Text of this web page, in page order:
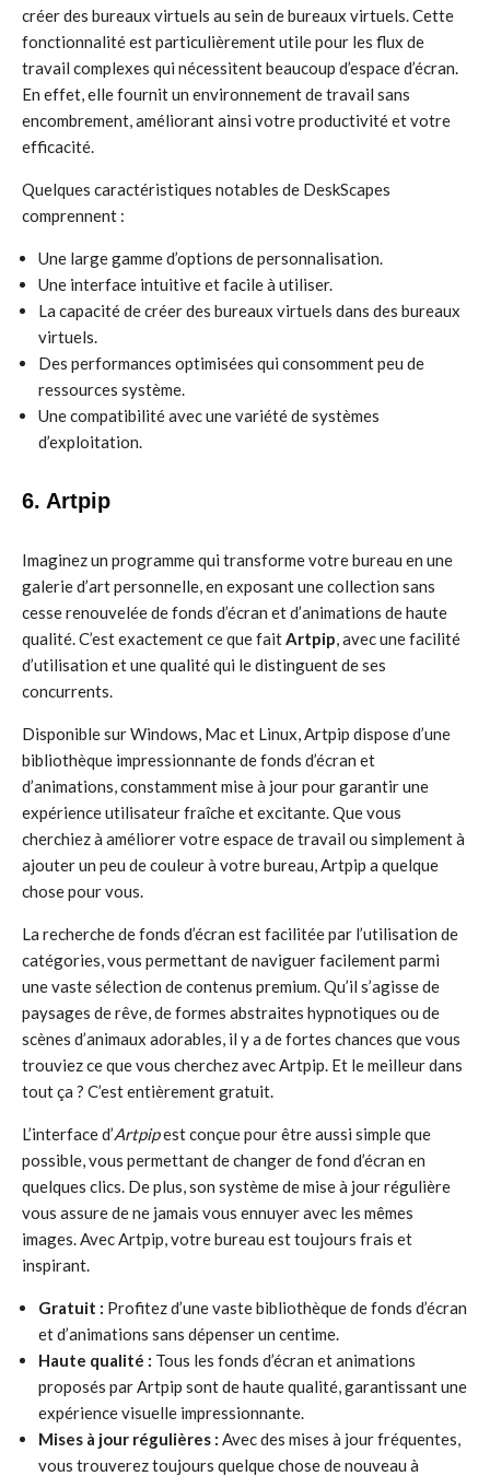
créer des bureaux virtuels au sein de bureaux virtuels. Cette
fonctionnalité est particulièrement utile pour les flux de
travail complexes qui nécessitent beaucoup d’espace d’écran.
En effet, elle fournit un environnement de travail sans
encombrement, améliorant ainsi votre productivité et votre
efficacité.
Quelques caractéristiques notables de DeskScapes
comprennent :
Une large gamme d’options de personnalisation.
Une interface intuitive et facile à utiliser.
La capacité de créer des bureaux virtuels dans des bureaux
virtuels.
Des performances optimisées qui consomment peu de
ressources système.
Une compatibilité avec une variété de systèmes
d’exploitation.
6. Artpip
Imaginez un programme qui transforme votre bureau en une
galerie d’art personnelle, en exposant une collection sans
cesse renouvelée de fonds d’écran et d’animations de haute
qualité. C’est exactement ce que faitArtpip, avec une facilité
d’utilisation et une qualité qui le distinguent de ses
concurrents.
Disponible sur Windows, Mac et Linux, Artpip dispose d’une
bibliothèque impressionnante de fonds d’écran et
d’animations, constamment mise à jour pour garantir une
expérience utilisateur fraîche et excitante. Que vous
cherchiez à améliorer votre espace de travail ou simplement à
ajouter un peu de couleur à votre bureau, Artpip a quelque
chose pour vous.
La recherche de fonds d’écran est facilitée par l’utilisation de
catégories, vous permettant de naviguer facilement parmi
une vaste sélection de contenus premium. Qu’il s’agisse de
paysages de rêve, de formes abstraites hypnotiques ou de
scènes d’animaux adorables, il y a de fortes chances que vous
trouviez ce que vous cherchez avec Artpip. Et le meilleur dans
tout ça ? C’est entièrement gratuit.
L’interface d’Artpipest conçue pour être aussi simple que
possible, vous permettant de changer de fond d’écran en
quelques clics. De plus, son système de mise à jour régulière
vous assure de ne jamais vous ennuyer avec les mêmes
images. Avec Artpip, votre bureau est toujours frais et
inspirant.
Gratuit : Profitez d’une vaste bibliothèque de fonds d’écran
et d’animations sans dépenser un centime.
Haute qualité : Tous les fonds d’écran et animations
proposés par Artpip sont de haute qualité, garantissant une
expérience visuelle impressionnante.
Mises à jour régulières : Avec des mises à jour fréquentes,
vous trouverez toujours quelque chose de nouveau à